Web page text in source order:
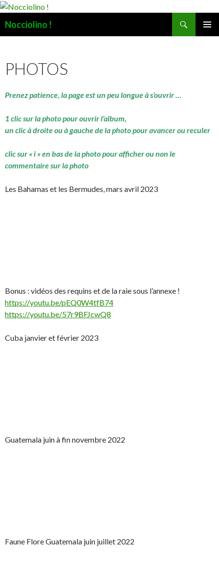
Nocciolino !
PHOTOS
Prenez patience, la page est un peu longue à s’ouvrir …
1 clic sur la photo pour ouvrir l’album,
un clic à droite ou à gauche de la photo pour avancer ou reculer
clic sur « i » en bas de la photo pour afficher ou non le
commentaire sur la photo
Les Bahamas et les Bermudes, mars avril 2023
Bonus : vidéos des requins et de la raie sous l’annexe !
https://youtu.be/pEQ0W4tfB74
https://youtu.be/57r9BFJcwQ8
Cuba janvier et février 2023
Guatemala juin à fin novembre 2022
Faune Flore Guatemala juin juillet 2022